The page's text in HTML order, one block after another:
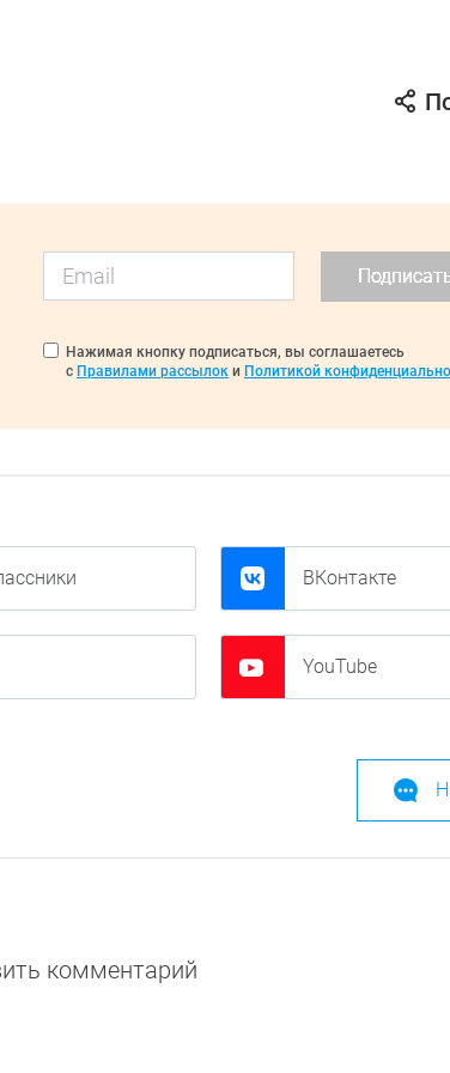
Нажимая кнопку подписаться, вы соглашаетесь
с Правилами рассылок и Политикой
ВКонтакте
YouTube
комментарий